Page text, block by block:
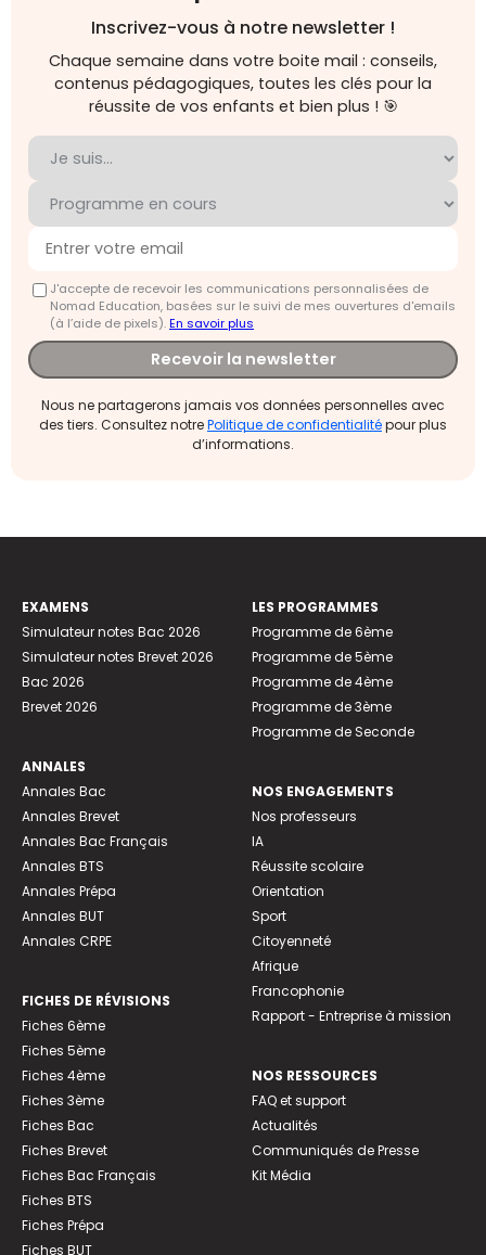
Inscrivez-vous à notre newsletter !
Chaque semaine dans votre boite mail : conseils,
contenus pédagogiques, toutes les clés pour la
réussite de vos enfants et bien plus ! 🎯
J'accepte de recevoir les communications personnalisées de
Nomad Education, basées sur le suivi de mes ouvertures d'emails
(à l’aide de pixels).En savoir plus
Recevoir la newsletter
Nous ne partagerons jamais vos données personnelles avec
des tiers. Consultez notrePolitique de confidentialitépour plus
d’informations.
EXAMENS
Simulateur notes Bac 2026
Simulateur notes Brevet 2026
Bac 2026
Brevet 2026
ANNALES
Annales Bac
Annales Brevet
Annales Bac Français
Annales BTS
Annales Prépa
Annales BUT
Annales CRPE
FICHES DE RÉVISIONS
Fiches 6ème
Fiches 5ème
Fiches 4ème
Fiches 3ème
Fiches Bac
Fiches Brevet
Fiches Bac Français
Fiches BTS
Fiches Prépa
Fiches BUT
LES PROGRAMMES
Programme de 6ème
Programme de 5ème
Programme de 4ème
Programme de 3ème
Programme de Seconde
NOS ENGAGEMENTS
Nos professeurs
IA
Réussite scolaire
Orientation
Sport
Citoyenneté
Afrique
Francophonie
Rapport - Entreprise à mission
NOS RESSOURCES
FAQ et support
Actualités
Communiqués de Presse
Kit Média